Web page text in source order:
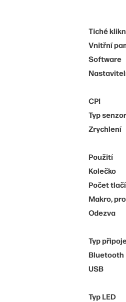
Tiché
Vnitřní
Software
CPI
Typ
Zrychlení
Použití
Kolečko
Počet
Makro,
Odezva
Typ
Bluetooth
USB
Typ LED